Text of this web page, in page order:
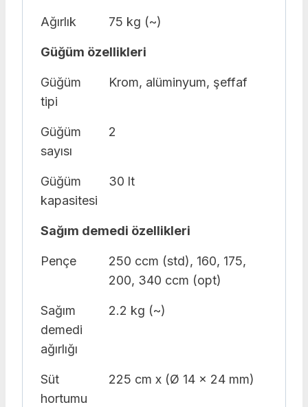
Ağırlık 75 kg (~)
Güğüm özellikleri
Güğüm
tipi
Krom, alüminyum, şeffaf
Güğüm
sayısı
2
Güğüm
kapasitesi
30 lt
Sağım demedi özellikleri
Pençe
250 ccm (std), 160, 175,
200, 340 ccm (opt)
Sağım
demedi
ağırlığı
2.2 kg (~)
Süt
hortumu
225 cm x (Ø 14 x 24 mm)